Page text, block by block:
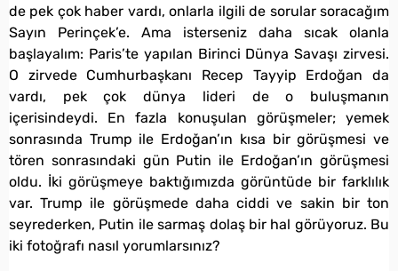
de pek çok haber vardı, onlarla ilgili de sorular soracağım
Sayın Perinçek’e. Ama isterseniz daha sıcak olanla
başlayalım: Paris’te yapılan Birinci Dünya Savaşı zirvesi.
O zirvede Cumhurbaşkanı Recep Tayyip Erdoğan da
vardı, pek çok dünya lideri de o buluşmanın
içerisindeydi. En fazla konuşulan görüşmeler; yemek
sonrasında Trump ile Erdoğan’ın kısa bir görüşmesi ve
tören sonrasındaki gün Putin ile Erdoğan’ın görüşmesi
oldu. İki görüşmeye baktığımızda görüntüde bir farklılık
var. Trump ile görüşmede daha ciddi ve sakin bir ton
seyrederken, Putin ile sarmaş dolaş bir hal görüyoruz. Bu
iki fotoğrafı nasıl yorumlarsınız?